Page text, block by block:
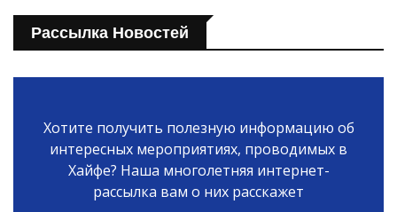
Рассылка Новостей
Хотите получить полезную информацию об
интересных мероприятиях, проводимых в
Хайфе? Наша многолетняя интернет-
рассылка вам о них расскажет